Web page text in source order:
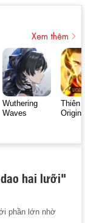
Xem thêm
Wuthering
Waves
Thiên
Origin
hai lưỡi"
phần lớn nhờ